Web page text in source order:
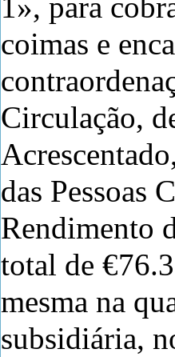
1», para
coimas e
Circulação,
das Pessoas
Rendimento
total de
mesma na
subsidiária,